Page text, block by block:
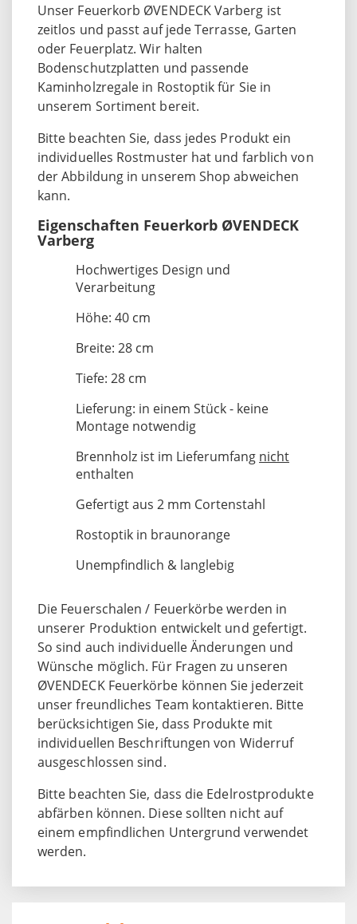
Unser Feuerkorb ØVENDECK Varberg ist
zeitlos und passt auf jede Terrasse, Garten
oder Feuerplatz. Wir halten
Bodenschutzplatten und passende
Kaminholzregale in Rostoptik für Sie in
unserem Sortiment bereit.
Bitte beachten Sie, dass jedes Produkt ein
individuelles Rostmuster hat und farblich von
der Abbildung in unserem Shop abweichen
kann.
Eigenschaften Feuerkorb ØVENDECK
Varberg
Hochwertiges Design und
Verarbeitung
Höhe: 40 cm
Breite: 28 cm
Tiefe: 28 cm
Lieferung: in einem Stück - keine
Montage notwendig
Brennholz ist im Lieferumfang nicht
enthalten
Gefertigt aus 2 mm Cortenstahl
Rostoptik in braunorange
Unempfindlich & langlebig
Die Feuerschalen / Feuerkörbe werden in
unserer Produktion entwickelt und gefertigt.
So sind auch individuelle Änderungen und
Wünsche möglich. Für Fragen zu unseren
ØVENDECK Feuerkörbe können Sie jederzeit
unser freundliches Team kontaktieren. Bitte
berücksichtigen Sie, dass Produkte mit
individuellen Beschriftungen von Widerruf
ausgeschlossen sind.
Bitte beachten Sie, dass die Edelrostprodukte
abfärben können. Diese sollten nicht auf
einem empfindlichen Untergrund verwendet
werden.